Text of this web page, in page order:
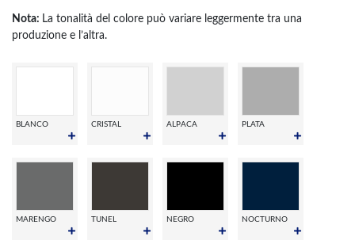
Nota: La tonalità del colore può variare leggermente tra una
produzione e l’altra.
BLANCO CRISTAL ALPACA PLATA
MARENGO TUNEL NEGRO NOCTURNO